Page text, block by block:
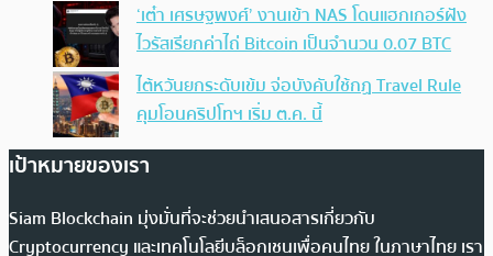
‘เต๋า เศรษฐพงศ์’ งานเข้า NAS โดนแฮกเกอร์ฝัง
ไวรัสเรียกค่าไถ่ Bitcoin เป็นจำนวน 0.07 BTC
ไต้หวันยกระดับเข้ม จ่อบังคับใช้กฏ Travel Rule
คุมโอนคริปโทฯ เริ่ม ต.ค. นี้
เป้าหมายของเรา
Siam Blockchain มุ่งมั่นที่จะช่วยนำเสนอสารเกี่ยวกับ
Cryptocurrency และเทคโนโลยีบล็อกเชนเพื่อคนไทย ในภาษาไทย เรา